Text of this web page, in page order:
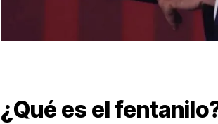
¿Qué es el